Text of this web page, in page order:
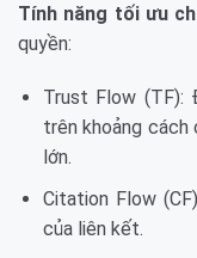
Tính năng tối ưu
quyền:
Trust Flow (TF):
trên khoảng cách
lớn.
Citation Flow
của liên kết.